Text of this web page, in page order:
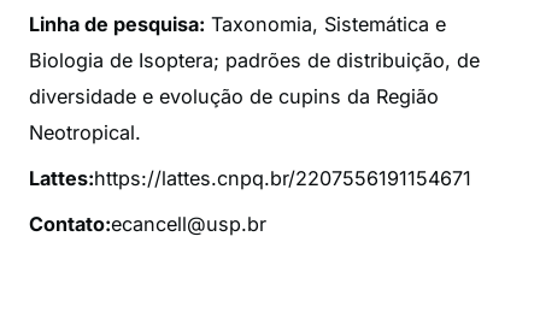
Linha de pesquisa: Taxonomia, Sistemática e
Biologia de Isoptera; padrões de distribuição, de
diversidade e evolução de cupins da Região
Neotropical.
Lattes:https://lattes.cnpq.br/2207556191154671
Contato:ecancell@usp.br